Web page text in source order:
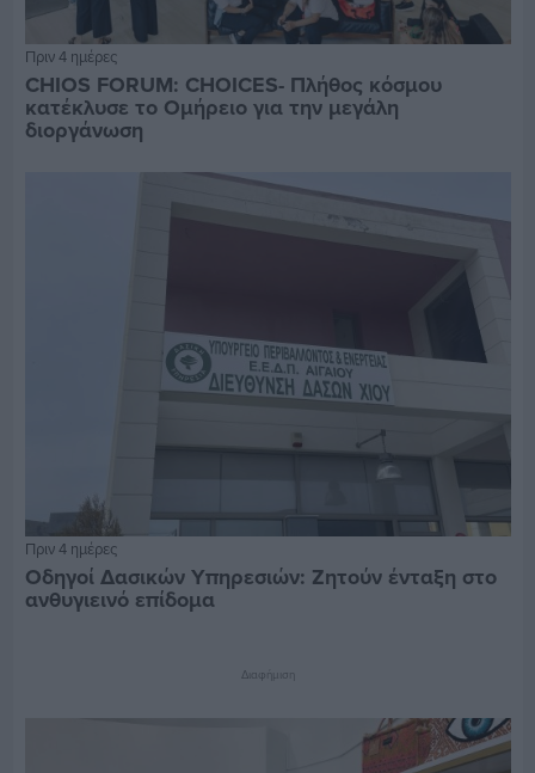
Πριν 4 ημέρες
CHIOS FORUM: CHOICES- Πλήθος κόσμου
κατέκλυσε το Ομήρειο για την μεγάλη
διοργάνωση
Πριν 4 ημέρες
Οδηγοί Δασικών Υπηρεσιών: Ζητούν ένταξη στο
ανθυγιεινό επίδομα
Διαφήμιση